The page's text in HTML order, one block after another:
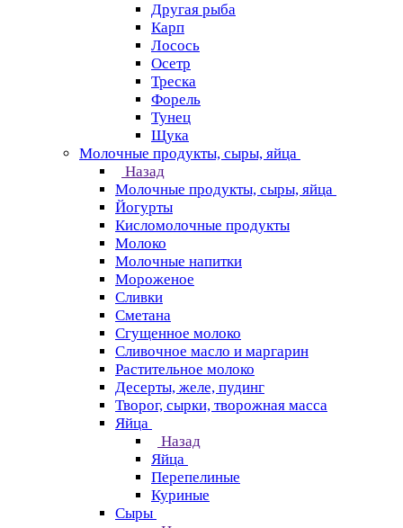
Другая рыба
Карп
Лосось
Осетр
Треска
Форель
Тунец
Щука
Молочные продукты, сыры, яйца
Назад
Молочные продукты, сыры, яйца
Йогурты
Кисломолочные продукты
Молоко
Молочные напитки
Мороженое
Сливки
Сметана
Сгущенное молоко
Сливочное масло и маргарин
Растительное молоко
Десерты, желе, пудинг
Творог, сырки, творожная масса
Яйца
Назад
Яйца
Перепелиные
Куриные
Сыры